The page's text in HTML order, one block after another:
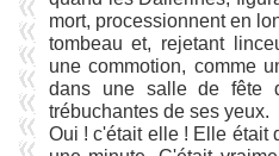
mort, processionnent en
tombeau et, rejetant
une commotion, comme
dans une salle de fête
trébuchantes de ses yeux.
Oui ! c'était elle ! Elle était